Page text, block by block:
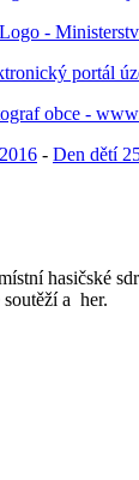
- Den dětí
hasičské
a her.